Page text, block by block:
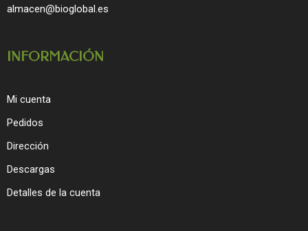
almacen@bioglobal.es
INFORMACIÓN
Mi cuenta
Pedidos
Dirección
Descargas
Detalles de la cuenta